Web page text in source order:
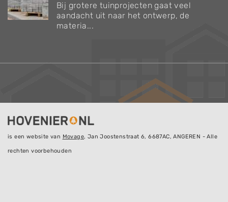
Bij grotere tuinprojecten gaat veel
aandacht uit naar het ontwerp, de
materia...
is een website van Movage, Jan Joostenstraat 6, 6687AC, ANGEREN - Alle
rechten voorbehouden